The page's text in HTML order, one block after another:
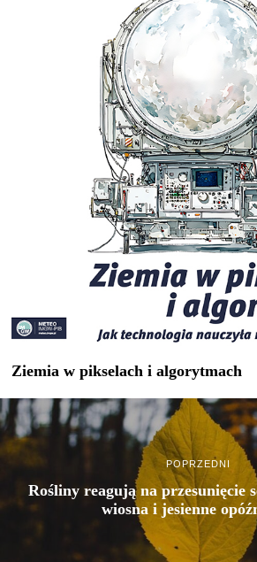
Ziemia w pikselach i algorytmach
POPRZEDNI
Rośliny reagują na przesunięcie
wiosna i jesienne